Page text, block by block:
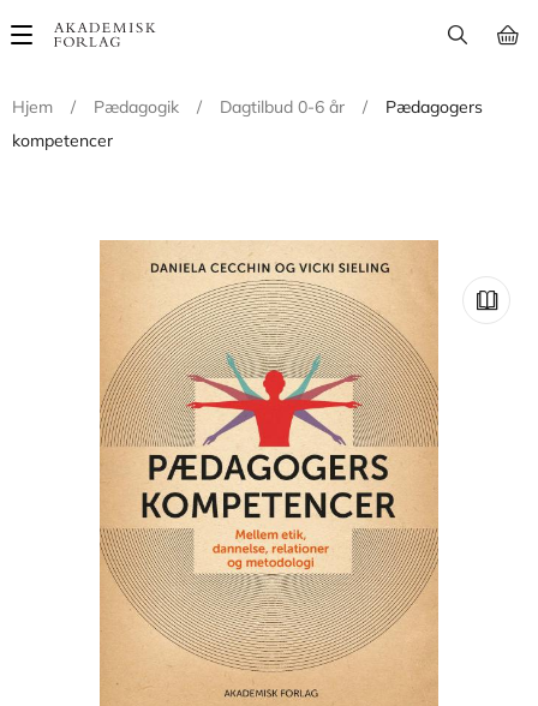
Main
Hjem
/ Pædagogik / Dagtilbud 0-6 år /
Pædagogers
kompetencer